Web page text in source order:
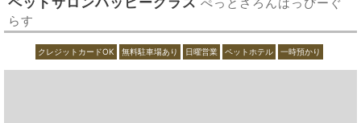
らす
クレジットカードOK 無料駐車場あり 日曜営業 ペットホテル 一時預かり